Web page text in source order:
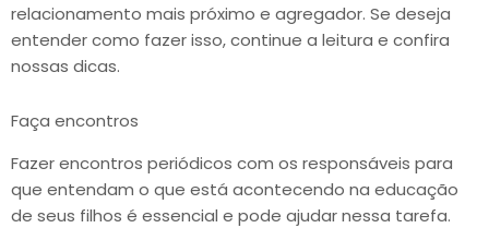
relacionamento mais próximo e agregador. Se deseja
entender como fazer isso, continue a leitura e confira
nossas dicas.
Faça encontros
Fazer encontros periódicos com os responsáveis para
que entendam o que está acontecendo na educação
de seus filhos é essencial e pode ajudar nessa tarefa.